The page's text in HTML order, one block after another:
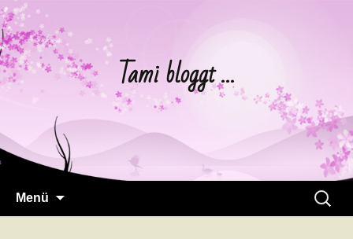
Tami bloggt …
Menü
Suchen
nach: